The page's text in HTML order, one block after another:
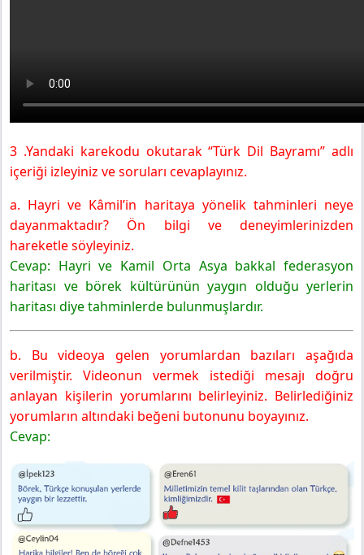
3 .Yandaki karekodu okutarak “Türk Dil Bayramı” adlı
içeriği izleyiniz ve soruları cevaplayınız.
a. Hayri ve Kâmil’in haritaya yönelik tahminleri neye
dayanmaktadır? Ön bilgi ve deneyimlerinizden
hareketle söyleyiniz.
Cevap: Hayri ve Kamil Orta Asya bakkal federasyon
haritası ve börek kültürünün yaygın olduğu yerlerin
haritası diye tahminlerde bulunmuşlardır.
b. Bu videoya gelen yorumlardan bazıları aşağıda
verilmiştir. Videonun vermek istediği mesajı doğru
anlayan kişilerin yorumlarını belirleyiniz. Belirlediğiniz
yorumların altındaki beğeni butonunu boyayınız.
Cevap: